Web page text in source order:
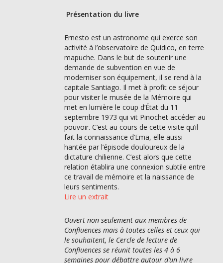
Présentation du livre
Ernesto est un astronome qui exerce son
activité à l’observatoire de Quidico, en terre
mapuche. Dans le but de soutenir une
demande de subvention en vue de
moderniser son équipement, il se rend à la
capitale Santiago. Il met à profit ce séjour
pour visiter le musée de la Mémoire qui
met en lumière le coup d’État du 11
septembre 1973 qui vit Pinochet accéder au
pouvoir. C’est au cours de cette visite qu’il
fait la connaissance d’Ema, elle aussi
hantée par l’épisode douloureux de la
dictature chilienne. C’est alors que cette
relation établira une connexion subtile entre
ce travail de mémoire et la naissance de
leurs sentiments.
Lire un extrait
Ouvert non seulement aux membres de
Confluences mais à toutes celles et ceux qui
le souhaitent, le Cercle de lecture de
Confluences se réunit toutes les 4 à 6
semaines pour débattre autour d’un livre